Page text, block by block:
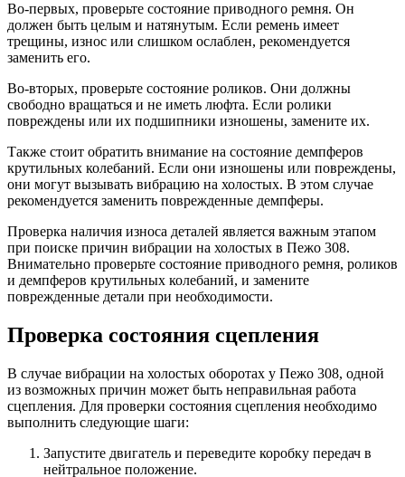
Во-первых, проверьте состояние приводного ремня. Он
должен быть целым и натянутым. Если ремень имеет
трещины, износ или слишком ослаблен, рекомендуется
заменить его.
Во-вторых, проверьте состояние роликов. Они должны
свободно вращаться и не иметь люфта. Если ролики
повреждены или их подшипники изношены, замените их.
Также стоит обратить внимание на состояние демпферов
крутильных колебаний. Если они изношены или повреждены,
они могут вызывать вибрацию на холостых. В этом случае
рекомендуется заменить поврежденные демпферы.
Проверка наличия износа деталей является важным этапом
при поиске причин вибрации на холостых в Пежо 308.
Внимательно проверьте состояние приводного ремня, роликов
и демпферов крутильных колебаний, и замените
поврежденные детали при необходимости.
Проверка состояния сцепления
В случае вибрации на холостых оборотах у Пежо 308, одной
из возможных причин может быть неправильная работа
сцепления. Для проверки состояния сцепления необходимо
выполнить следующие шаги:
Запустите двигатель и переведите коробку передач в
нейтральное положение.